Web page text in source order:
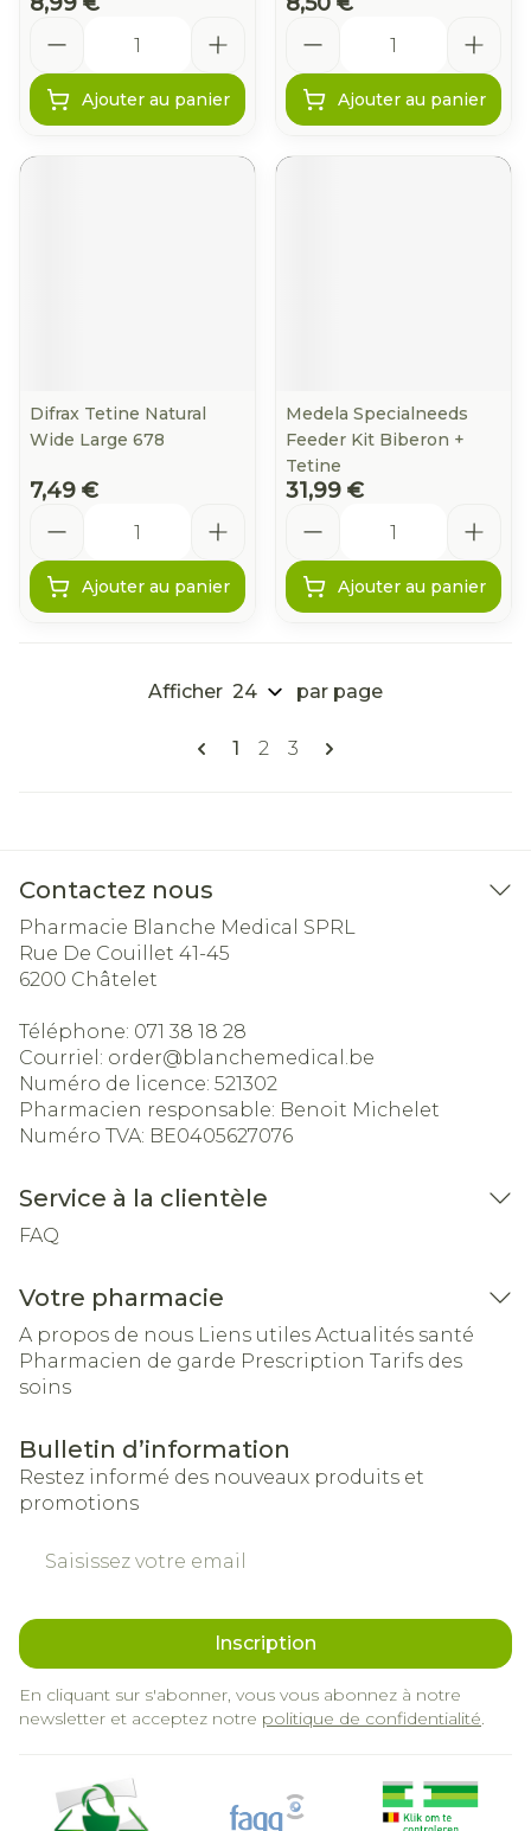
Ajouter au panier Ajouter au panier
Difrax Tetine Natural
Wide Large 678
7,49 €
Ajouter au panier
Medela Specialneeds
Feeder Kit Biberon +
Tetine
31,99 €
Ajouter au panier
Pages
Vous lisez actuellement la
1 Page
2 Page
3
Afficher par page
Contactez nous
Pharmacie Blanche Medical SPRL
Rue De Couillet 41-45
6200 Châtelet
Téléphone: 071 38 18 28
Courriel: order@blanchemedical.be
Numéro de licence: 521302
Pharmacien responsable: Benoit Michelet
Numéro TVA: BE0405627076
Service à la clientèle
FAQ
Votre pharmacie
A propos de nous Liens utiles Actualités santé
Pharmacien de garde Prescription Tarifs des
soins
Bulletin d’information
Restez informé des nouveaux produits et
promotions
Inscription
En cliquant sur s'abonner, vous vous abonnez à notre
newsletter et acceptez notre politique de confidentialité.